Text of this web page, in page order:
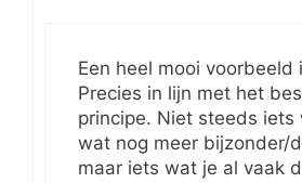
Een heel mooi voorbeeld
Precies in lijn met het
principe. Niet steeds iets
wat nog meer bijzonder/
maar iets wat je al vaak